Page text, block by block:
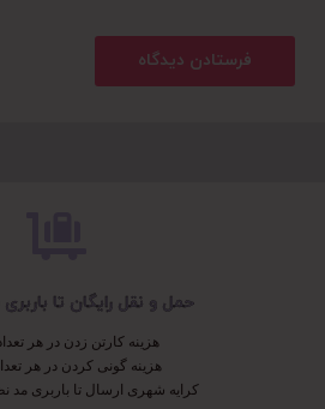
حمل و نقل رایگان تا
هزینه کارتن زدن در هر
هزینه گونی کردن در هر
کرایه شهری ارسال تا باربری مد